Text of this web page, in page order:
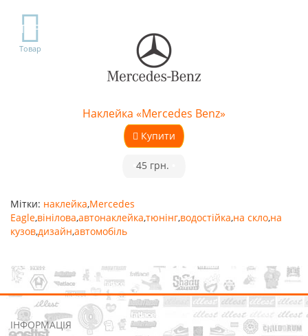
TOP
Товар
Наклейка «Mercedes Benz»
Купити
45 грн.
Мітки: наклейка,Mercedes
Eagle,вінілова,автонаклейка,тюнінг,водостійка,на скло,на
кузов,дизайн,автомобіль
ІНФОРМАЦІЯ